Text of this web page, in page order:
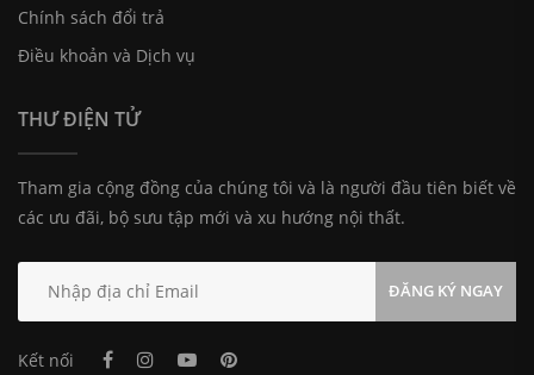
Chính sách đổi trả
Điều khoản và Dịch vụ
THƯ ĐIỆN TỬ
Tham gia cộng đồng của chúng tôi và là người đầu tiên biết về
các ưu đãi, bộ sưu tập mới và xu hướng nội thất.
ĐĂNG KÝ NGAY
Kết nối